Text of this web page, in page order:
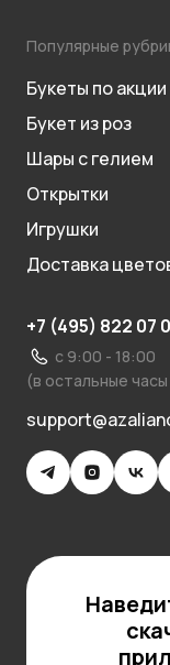
Популярные
Букеты по акции
Букет из роз
Шары с гелием
Открытки
Игрушки
Доставка
+7 (495) 822 07
с 9:00 - 18:00
(в остальные